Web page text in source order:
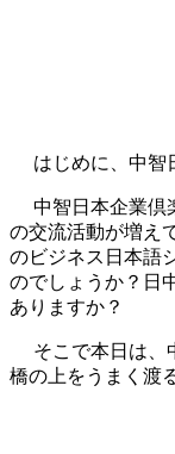
はじめに、中智
中智日本企業倶
の交流活動が増え
のビジネス日本語
のでしょうか？日
ありますか？
そこで本日は、
橋の上をうまく渡